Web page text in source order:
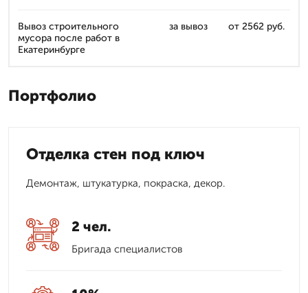
Вывоз строительного
мусора после работ в
Екатеринбурге
за вывоз от 2562 руб.
Портфолио
Отделка стен под ключ
Демонтаж, штукатурка, покраска, декор.
2 чел.
Бригада специалистов